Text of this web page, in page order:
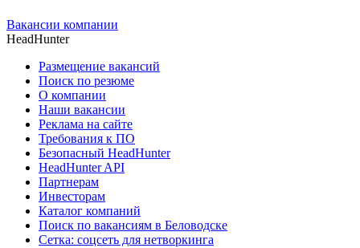
Вакансии компании
HeadHunter
Размещение вакансий
Поиск по резюме
О компании
Наши вакансии
Реклама на сайте
Требования к ПО
Безопасный HeadHunter
HeadHunter API
Партнерам
Инвесторам
Каталог компаний
Поиск по вакансиям в Беловодске
Сетка: соцсеть для нетворкинга